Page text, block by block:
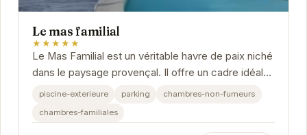
Le mas familial
★★★★★
Le Mas Familial est un véritable havre de paix niché
dans le paysage provençal. Il offre un cadre idéal
pour des vacances relaxantes en famille...
piscine-exterieure parking
chambres-non-fumeurs
chambres-familiales